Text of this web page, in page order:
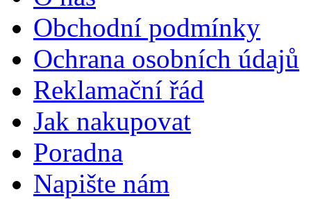
Obchodní podmínky
Ochrana osobních údajů
Reklamační řád
Jak nakupovat
Poradna
Napište nám